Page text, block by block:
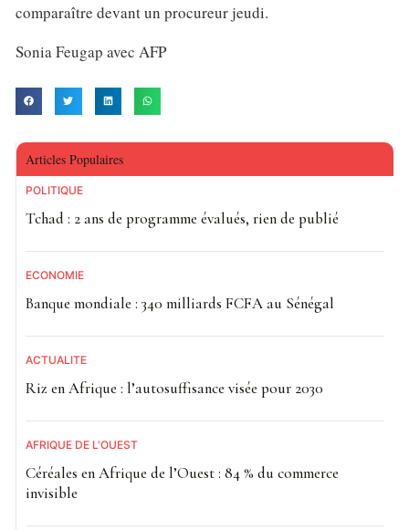
comparaître devant un procureur jeudi.
Sonia Feugap avec AFP
Articles Populaires
POLITIQUE
Tchad : 2 ans de programme évalués, rien de publié
ECONOMIE
Banque mondiale : 340 milliards FCFA au Sénégal
ACTUALITE
Riz en Afrique : l’autosuffisance visée pour 2030
AFRIQUE DE L'OUEST
Céréales en Afrique de l’Ouest : 84 % du commerce
invisible